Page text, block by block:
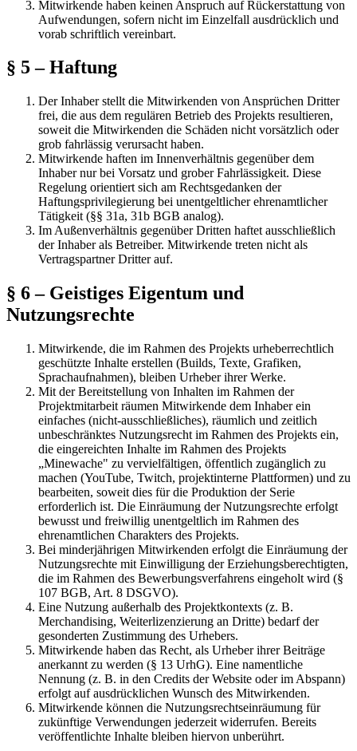
Mitwirkende haben keinen Anspruch auf Rückerstattung von
Aufwendungen, sofern nicht im Einzelfall ausdrücklich und
vorab schriftlich vereinbart.
§ 5 – Haftung
Der Inhaber stellt die Mitwirkenden von Ansprüchen Dritter
frei, die aus dem regulären Betrieb des Projekts resultieren,
soweit die Mitwirkenden die Schäden nicht vorsätzlich oder
grob fahrlässig verursacht haben.
Mitwirkende haften im Innenverhältnis gegenüber dem
Inhaber nur bei Vorsatz und grober Fahrlässigkeit. Diese
Regelung orientiert sich am Rechtsgedanken der
Haftungsprivilegierung bei unentgeltlicher ehrenamtlicher
Tätigkeit (§§ 31a, 31b BGB analog).
Im Außenverhältnis gegenüber Dritten haftet ausschließlich
der Inhaber als Betreiber. Mitwirkende treten nicht als
Vertragspartner Dritter auf.
§ 6 – Geistiges Eigentum und
Nutzungsrechte
Mitwirkende, die im Rahmen des Projekts urheberrechtlich
geschützte Inhalte erstellen (Builds, Texte, Grafiken,
Sprachaufnahmen), bleiben Urheber ihrer Werke.
Mit der Bereitstellung von Inhalten im Rahmen der
Projektmitarbeit räumen Mitwirkende dem Inhaber ein
einfaches (nicht-ausschließliches), räumlich und zeitlich
unbeschränktes Nutzungsrecht im Rahmen des Projekts ein,
die eingereichten Inhalte im Rahmen des Projekts
„Minewache" zu vervielfältigen, öffentlich zugänglich zu
machen (YouTube, Twitch, projektinterne Plattformen) und zu
bearbeiten, soweit dies für die Produktion der Serie
erforderlich ist. Die Einräumung der Nutzungsrechte erfolgt
bewusst und freiwillig unentgeltlich im Rahmen des
ehrenamtlichen Charakters des Projekts.
Bei minderjährigen Mitwirkenden erfolgt die Einräumung der
Nutzungsrechte mit Einwilligung der Erziehungsberechtigten,
die im Rahmen des Bewerbungsverfahrens eingeholt wird (§
107 BGB, Art. 8 DSGVO).
Eine Nutzung außerhalb des Projektkontexts (z. B.
Merchandising, Weiterlizenzierung an Dritte) bedarf der
gesonderten Zustimmung des Urhebers.
Mitwirkende haben das Recht, als Urheber ihrer Beiträge
anerkannt zu werden (§ 13 UrhG). Eine namentliche
Nennung (z. B. in den Credits der Website oder im Abspann)
erfolgt auf ausdrücklichen Wunsch des Mitwirkenden.
Mitwirkende können die Nutzungsrechtseinräumung für
zukünftige Verwendungen jederzeit widerrufen. Bereits
veröffentlichte Inhalte bleiben hiervon unberührt.